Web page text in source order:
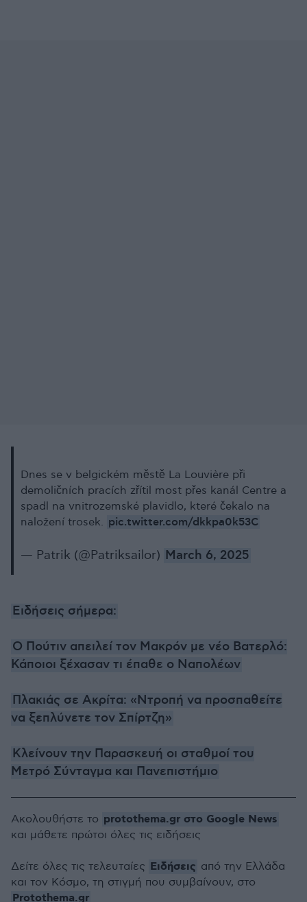
Dnes se v belgickém městě La Louvière při
demoličních pracích zřítil most přes kanál Centre a
spadl na vnitrozemské plavidlo, které čekalo na
naložení trosek. pic.twitter.com/dkkpa0k53C
— Patrik (@Patriksailor) March 6, 2025
Ειδήσεις σήμερα:
O Πούτιν απειλεί τον Μακρόν με νέο Βατερλό:
Κάποιοι ξέχασαν τι έπαθε ο Ναπολέων
Πλακιάς σε Ακρίτα: «Ντροπή να προσπαθείτε
να ξεπλύνετε τον Σπίρτζη»
Κλείνουν την Παρασκευή οι σταθμοί του
Μετρό Σύνταγμα και Πανεπιστήμιο
Ακολουθήστε το protothema.gr στο Google News
και μάθετε πρώτοι όλες τις ειδήσεις
Δείτε όλες τις τελευταίες Ειδήσεις από την Ελλάδα
και τον Κόσμο, τη στιγμή που συμβαίνουν, στο
Protothema.gr